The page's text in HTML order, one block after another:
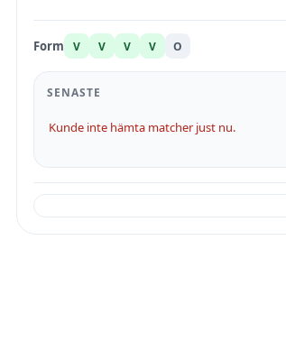
Form V V V V O
SENASTE
Kunde inte hämta matcher just nu.